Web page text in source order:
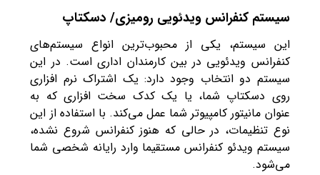
سیستم کنفرانس ویدئویی رومیزی/ دسکتاپ
این سیستم، یکی از محبوب‌ترین انواع سیستم‌های
کنفرانس ویدئویی در بین کارمندان اداری است. در این
سیستم دو انتخاب وجود دارد: یک اشتراک نرم افزاری
روی دسکتاپ شما، یا یک کدک سخت افزاری که به
عنوان مانیتور کامپیوتر شما عمل می‌کند. با استفاده از این
نوع تنظیمات، در حالی که هنوز کنفرانس شروع نشده،
سیستم ویدئو کنفرانس مستقیما وارد رایانه شخصی شما
می‌شود.